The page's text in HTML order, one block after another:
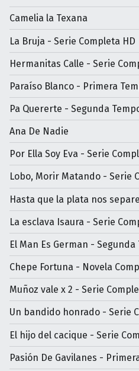
Camelia la Texana
La Bruja - Serie Completa HD
Hermanitas Calle - Serie
Paraíso Blanco - Primera
Pa Quererte - Segunda
Ana De Nadie
Por Ella Soy Eva - Serie
Lobo, Morir Matando - Serie
Hasta que la plata nos
La esclava Isaura - Serie
El Man Es German -
Chepe Fortuna - Novela
Muñoz vale x 2 - Serie
Un bandido honrado - Serie
El hijo del cacique - Serie
Pasión De Gavilanes -